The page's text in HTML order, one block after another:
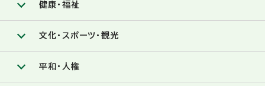
健康・福祉
文化・スポーツ・観光
平和・人権